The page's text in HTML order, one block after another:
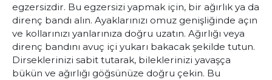
egzersizdir. Bu egzersizi yapmak için, bir ağırlık ya da
direnç bandı alın. Ayaklarınızı omuz genişliğinde açın
ve kollarınızı yanlarınıza doğru uzatın. Ağırlığı veya
direnç bandını avuç içi yukarı bakacak şekilde tutun.
Dirseklerinizi sabit tutarak, bileklerinizi yavaşça
bükün ve ağırlığı göğsünüze doğru çekin. Bu